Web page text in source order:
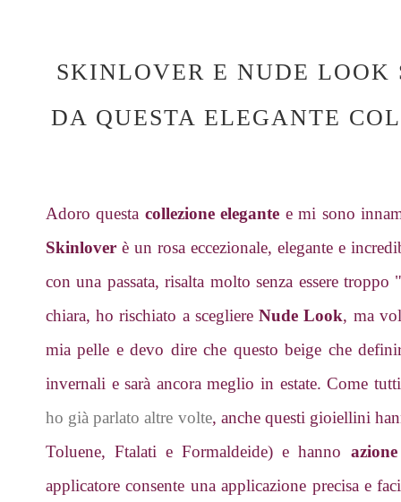
SKINLOVER E NUDE LOOK
DA QUESTA ELEGANTE
Adoro questa collezione elegante e mi sono
Skinlover è un rosa eccezionale, elegante e
con una passata, risalta molto senza essere
chiara, ho rischiato a scegliereNude Look, ma
mia pelle e devo dire che questo beige che
invernali e sarà ancora meglio in estate. Come
ho già parlato altre volte, anche questi gioiellini
Toluene, Ftalati e Formaldeide) e hanno
applicatore consente una applicazione precisa e